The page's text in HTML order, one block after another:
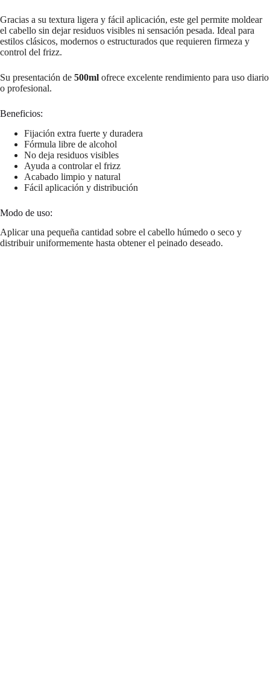
Gracias a su textura ligera y fácil aplicación, este gel permite moldear
el cabello sin dejar residuos visibles ni sensación pesada. Ideal para
estilos clásicos, modernos o estructurados que requieren firmeza y
control del frizz.
Su presentación de 500ml ofrece excelente rendimiento para uso diario
o profesional.
Beneficios:
Fijación extra fuerte y duradera
Fórmula libre de alcohol
No deja residuos visibles
Ayuda a controlar el frizz
Acabado limpio y natural
Fácil aplicación y distribución
Modo de uso:
Aplicar una pequeña cantidad sobre el cabello húmedo o seco y
distribuir uniformemente hasta obtener el peinado deseado.